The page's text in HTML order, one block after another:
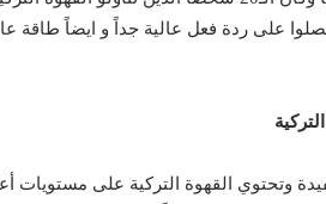
على ردة فعل عالية جداً و ايضاً طاقة
وتحتوي القهوة التركية على مستويات